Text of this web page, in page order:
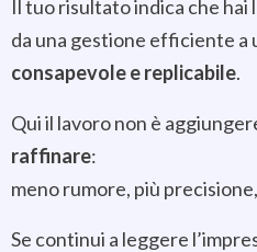
Il tuo risultato indica che hai
da una gestione efficiente a
consapevole e replicabile.
Qui il lavoro non è
raffinare:
meno rumore, più
Se continui a leggere